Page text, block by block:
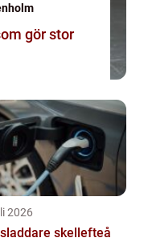
2026
skellefteå